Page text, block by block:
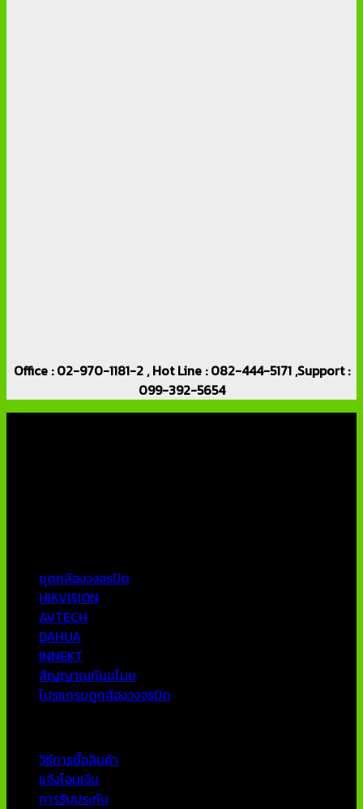
Office : 02-970-1181-2 , Hot Line : 082-444-5171 ,Support :
099-392-5654
ชุดกล้องวงจรปิด
HIKVISION
AVTECH
DAHUA
INNEKT
สัญญาณกันขโมย
โปรแกรมดูกล้องวงจรปิด
วิธีการซื้อสินค้า
แจ้งโอนเงิน
การรับประกัน